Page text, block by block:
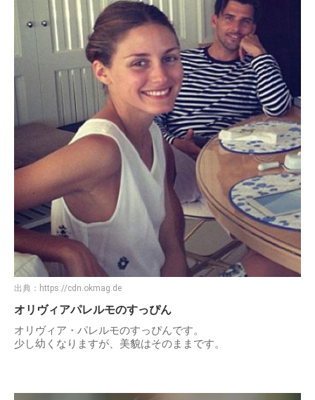
関連記事
オリヴィア・パレルモのすっぴんやメイク方法は？